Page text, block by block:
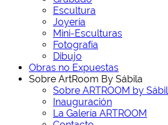
Escultura
Joyería
Mini-Esculturas
Fotografía
Dibujo
Obras no Expuestas
Sobre ArtRoom By Sábila
Sobre ARTROOM by
Inauguración
La Galería ARTROOM